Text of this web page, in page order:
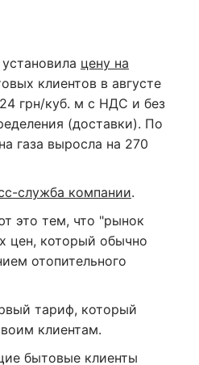
цену на
клиентов в августе
грн/куб. м с НДС и без
(доставки). По
газа выросла на 270
служба компании.
это тем, что "рынок
цен, который обычно
отопительного
тариф, который
клиентам.
бытовые клиенты